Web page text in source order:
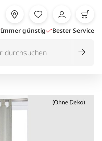
Immer günstig Bester Service